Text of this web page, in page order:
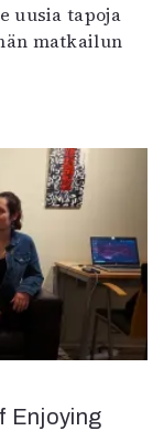
uusia tapoja
matkailun
Enjoying